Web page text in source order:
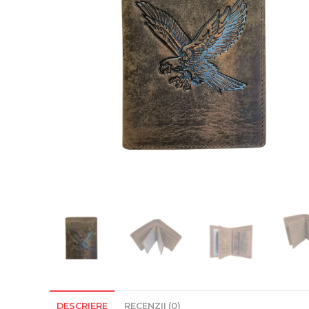
DESCRIERE RECENZII (0)